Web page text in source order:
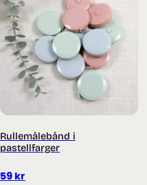
Rullemålebånd i
pastellfarger
59 kr